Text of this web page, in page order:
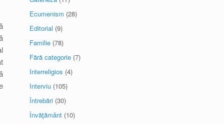
Ecumenism (28)
Editorial (9)
Familie (78)
Fără categorie (7)
Interreligios (4)
Interviu (105)
Întrebări (30)
Învăţământ (10)